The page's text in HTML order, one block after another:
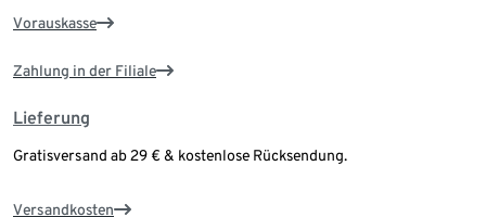
Vorauskasse
Zahlung in der Filiale
Lieferung
Gratisversand ab 29 € & kostenlose Rücksendung.
Versandkosten